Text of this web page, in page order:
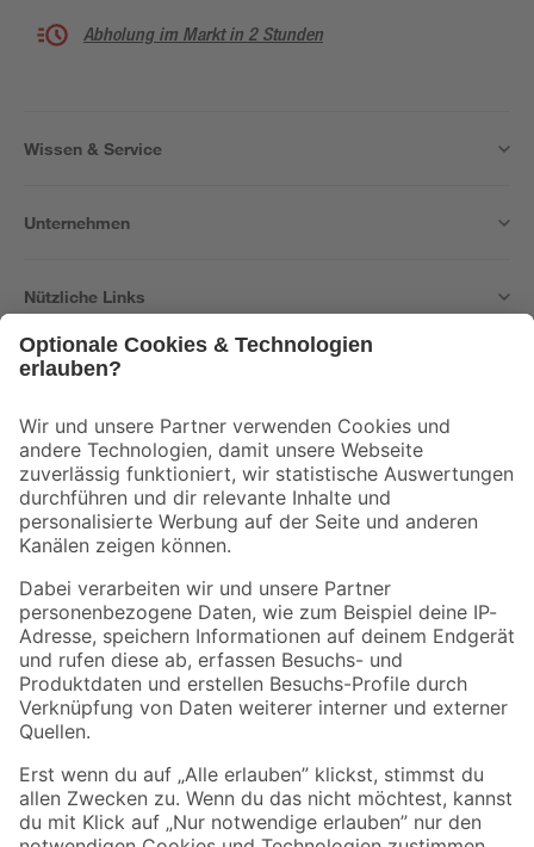
Abholung im Markt in 2 Stunden
Wissen & Service
Unternehmen
Nützliche Links
Der toom Newsletter: Keine Angebote und Aktionen mehr verpassen!
Zur Newsletter Anmeldung
Folge uns
Zahlungsarten Versandarten
Sicher einkaufen
Jetzt die toom-App herunterladen